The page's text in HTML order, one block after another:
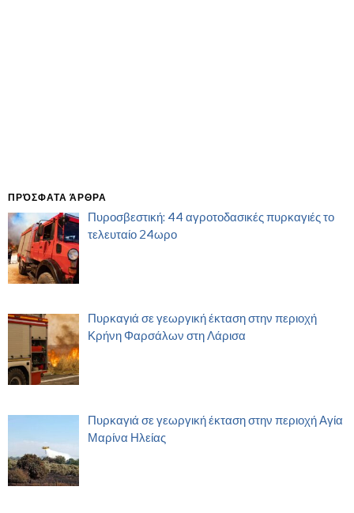
ΠΡΌΣΦΑΤΑ ΆΡΘΡΑ
Πυροσβεστική: 44 αγροτοδασικές πυρκαγιές το
τελευταίο 24ωρο
Πυρκαγιά σε γεωργική έκταση στην περιοχή
Κρήνη Φαρσάλων στη Λάρισα
Πυρκαγιά σε γεωργική έκταση στην περιοχή Αγία
Μαρίνα Ηλείας